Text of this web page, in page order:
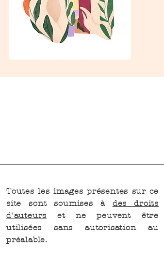
Toutes les images présentes sur ce
site sont soumises à des droits
d'auteurs et ne peuvent être
utilisées sans autorisation au
préalable.